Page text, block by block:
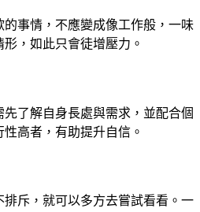
事情，不應變成像工作般，一味
，如此只會徒增壓力。
先了解自身長處與需求， 並配合個
高者，有助提升自信。
斥，就可以多方去嘗試看看。一